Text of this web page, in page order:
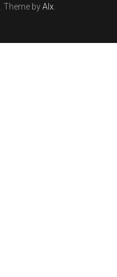
. Theme byAlx